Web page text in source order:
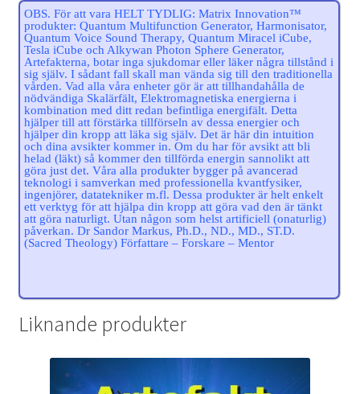
OBS. För att vara HELT TYDLIG: Matrix Innovation™
produkter: Quantum Multifunction Generator, Harmonisator,
Quantum Voice Sound Therapy, Quantum Miracel iCube,
Tesla iCube och Alkywan Photon Sphere Generator,
Artefakterna, botar inga sjukdomar eller läker några tillstånd i
sig själv. I sådant fall skall man vända sig till den traditionella
vården. Vad alla våra enheter gör är att tillhandahålla de
nödvändiga Skalärfält, Elektromagnetiska energierna i
kombination med ditt redan befintliga energifält. Detta
hjälper till att förstärka tillförseln av dessa energier och
hjälper din kropp att läka sig själv. Det är här din intuition
och dina avsikter kommer in. Om du har för avsikt att bli
helad (läkt) så kommer den tillförda energin sannolikt att
göra just det. Våra alla produkter bygger på avancerad
teknologi i samverkan med professionella kvantfysiker,
ingenjörer, datatekniker m.fl. Dessa produkter är helt enkelt
ett verktyg för att hjälpa din kropp att göra vad den är tänkt
att göra naturligt. Utan någon som helst artificiell (onaturlig)
påverkan. Dr Sandor Markus, Ph.D., ND., MD., ST.D.
(Sacred Theology) Författare – Forskare – Mentor
Liknande produkter